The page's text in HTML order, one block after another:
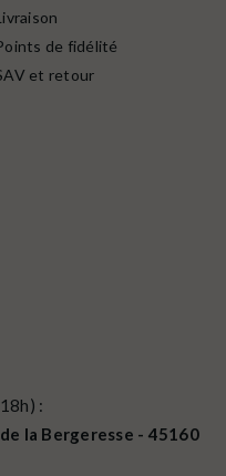
de fidélité
et retour
:
la Bergeresse - 45160